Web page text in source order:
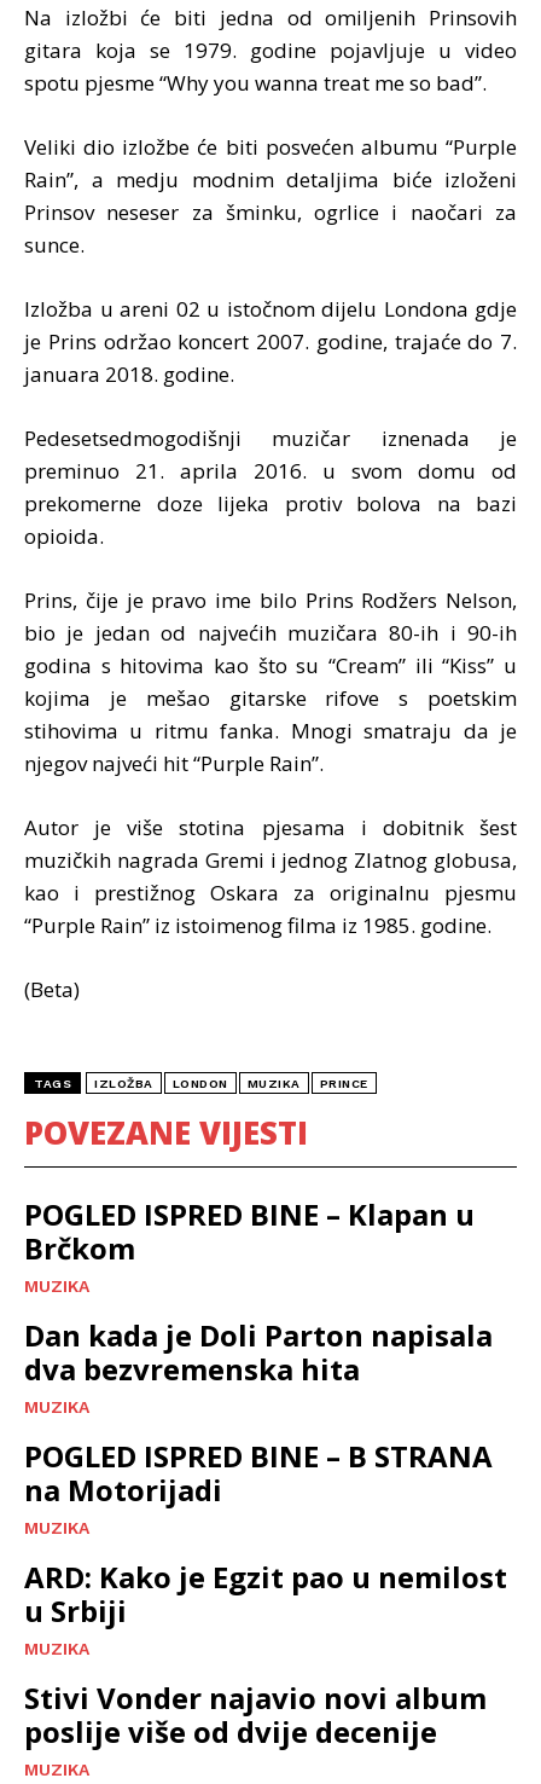
Na izložbi će biti jedna od omiljenih Prinsovih
gitara koja se 1979. godine pojavljuje u video
spotu pjesme “Why you wanna treat me so bad”.
Veliki dio izložbe će biti posvećen albumu “Purple
Rain”, a medju modnim detaljima biće izloženi
Prinsov neseser za šminku, ogrlice i naočari za
sunce.
Izložba u areni 02 u istočnom dijelu Londona gdje
je Prins održao koncert 2007. godine, trajaće do 7.
januara 2018. godine.
Pedesetsedmogodišnji muzičar iznenada je
preminuo 21. aprila 2016. u svom domu od
prekomerne doze lijeka protiv bolova na bazi
opioida.
Prins, čije je pravo ime bilo Prins Rodžers Nelson,
bio je jedan od najvećih muzičara 80-ih i 90-ih
godina s hitovima kao što su “Cream” ili “Kiss” u
kojima je mešao gitarske rifove s poetskim
stihovima u ritmu fanka. Mnogi smatraju da je
njegov najveći hit “Purple Rain”.
Autor je više stotina pjesama i dobitnik šest
muzičkih nagrada Gremi i jednog Zlatnog globusa,
kao i prestižnog Oskara za originalnu pjesmu
“Purple Rain” iz istoimenog filma iz 1985. godine.
(Beta)
TAGS IZLOŽBA LONDON MUZIKA PRINCE
POVEZANE VIJESTI
POGLED ISPRED BINE – Klapan u
Brčkom
MUZIKA
Dan kada je Doli Parton napisala
dva bezvremenska hita
MUZIKA
POGLED ISPRED BINE – B STRANA
na Motorijadi
MUZIKA
ARD: Kako je Egzit pao u nemilost
u Srbiji
MUZIKA
Stivi Vonder najavio novi album
poslije više od dvije decenije
MUZIKA